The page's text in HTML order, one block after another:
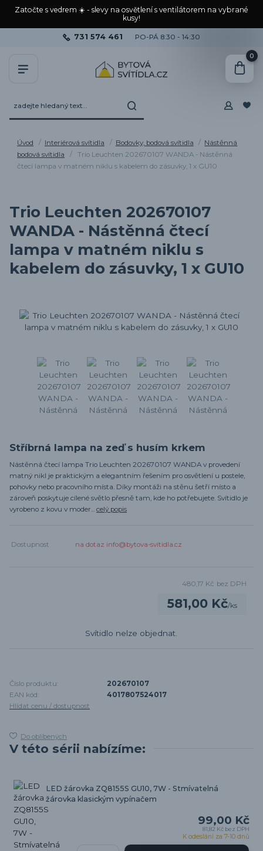
Zatočte s vedrem ☀️ - slevy na osvětlení s ventilátorem na vybrané
kusy!
731 574 461 PO-PÁ 8:30 - 14:30
0
Úvod Interiérová svítidla Bodovky, bodová svítidla
Nástěnná
bodová svítidla
Trio Leuchten 202670107 WANDA - Nástěnná
čtecí lampa v matném niklu s kabelem do zásuvky, 1 x GU10
Trio Leuchten 202670107
WANDA - Nástěnná čtecí
lampa v matném niklu s
kabelem do zásuvky, 1 x GU10
Stříbrná lampa na zeď s husím krkem
Nástěnná čtecí lampa Trio Leuchten 202670107 WANDA v provedení
matný nikl je praktickým a elegantním řešením pro osvětlení u postele,
pohovky nebo pracovního místa. Díky montáži na stěnu šetří místo a
zároveň poskytuje cílené světlo přesně tam, kde ho potřebujete. Svítidlo je
vyrobeno z kovu v moder... celý popis
Dostupnost na dotaz info@bytova-svitidla.cz
581,00 Kč/ks
480,17 Kč bez DPH
Svítidlo nelze objednat.
Číslo produktu:
202670107
EAN kód:
4017807524017
Hlídat cenu / dostupnost
Do oblíbených
V této sérii nabízíme:
LED žárovka ZQ8155S GU10, 7W - Stmívatelná
žárovka klasickým vypínačem
99,00 Kč
81,82 Kč bez DPH
K odeslání za 7-10 dnů